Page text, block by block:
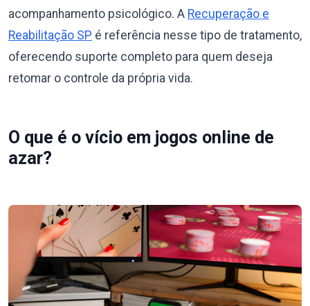
acompanhamento psicológico. A Recuperação e
Reabilitação SP é referência nesse tipo de tratamento,
oferecendo suporte completo para quem deseja
retomar o controle da própria vida.
O que é o vício em jogos online de
azar?